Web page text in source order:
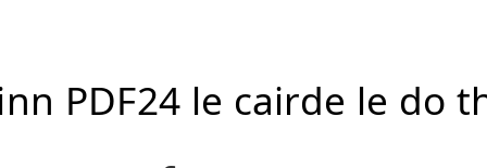
PDF24 le cairde le do